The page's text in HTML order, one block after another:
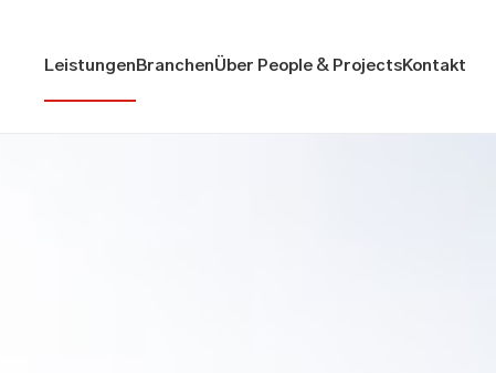
Leistungen BranchenÜber People & Projects Kontakt